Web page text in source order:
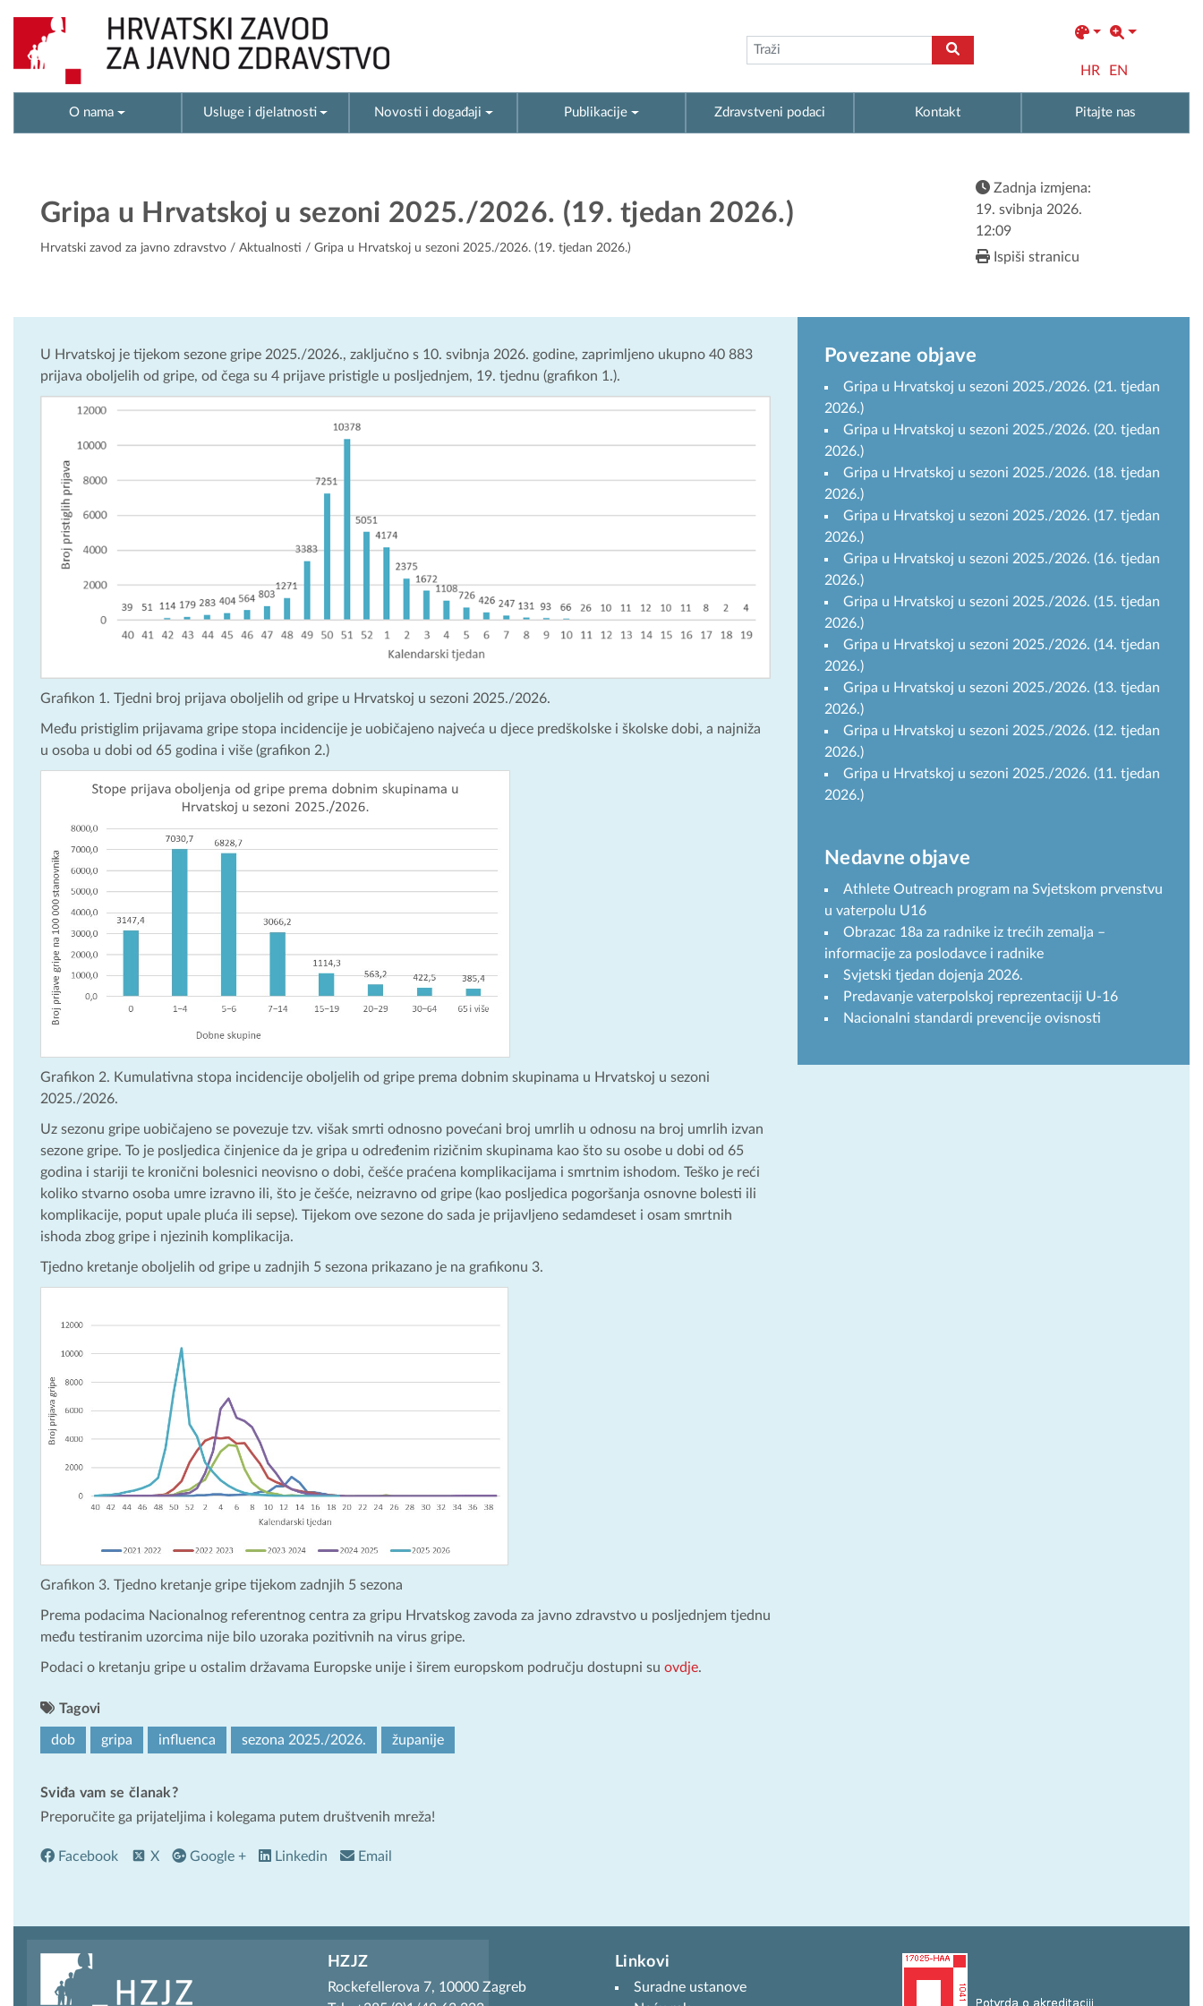
HR EN
O nama Usluge i djelatnosti Novosti i događaji Publikacije Zdravstveni podaci Kontakt Pitajte nas
Gripa u Hrvatskoj u sezoni 2025./2026. (19. tjedan 2026.)
Hrvatski zavod za javno zdravstvo / Aktualnosti / Gripa u Hrvatskoj u sezoni 2025./2026. (19. tjedan 2026.)
Zadnja izmjena:
19. svibnja 2026.
12:09
Ispiši stranicu
U Hrvatskoj je tijekom sezone gripe 2025./2026., zaključno s 10. svibnja 2026. godine, zaprimljeno ukupno 40 883
prijava oboljelih od gripe, od čega su 4 prijave pristigle u posljednjem, 19. tjednu (grafikon 1.).
Grafikon 1. Tjedni broj prijava oboljelih od gripe u Hrvatskoj u sezoni 2025./2026.
Među pristiglim prijavama gripe stopa incidencije je uobičajeno najveća u djece predškolske i školske dobi, a najniža
u osoba u dobi od 65 godina i više (grafikon 2.)
Grafikon 2. Kumulativna stopa incidencije oboljelih od gripe prema dobnim skupinama u Hrvatskoj u sezoni
2025./2026.
Uz sezonu gripe uobičajeno se povezuje tzv. višak smrti odnosno povećani broj umrlih u odnosu na broj umrlih izvan
sezone gripe. To je posljedica činjenice da je gripa u određenim rizičnim skupinama kao što su osobe u dobi od 65
godina i stariji te kronični bolesnici neovisno o dobi, češće praćena komplikacijama i smrtnim ishodom. Teško je reći
koliko stvarno osoba umre izravno ili, što je češće, neizravno od gripe (kao posljedica pogoršanja osnovne bolesti ili
komplikacije, poput upale pluća ili sepse). Tijekom ove sezone do sada je prijavljeno sedamdeset i osam smrtnih
ishoda zbog gripe i njezinih komplikacija.
Tjedno kretanje oboljelih od gripe u zadnjih 5 sezona prikazano je na grafikonu 3.
Grafikon 3. Tjedno kretanje gripe tijekom zadnjih 5 sezona
Prema podacima Nacionalnog referentnog centra za gripu Hrvatskog zavoda za javno zdravstvo u posljednjem tjednu
među testiranim uzorcima nije bilo uzoraka pozitivnih na virus gripe.
Podaci o kretanju gripe u ostalim državama Europske unije i širem europskom području dostupni su ovdje.
Tagovi
dob gripa influenca sezona 2025./2026. županije
Sviđa vam se članak?
Preporučite ga prijateljima i kolegama putem društvenih mreža!
Facebook X Google + Linkedin Email
Povezane objave
Gripa u Hrvatskoj u sezoni 2025./2026. (21. tjedan
2026.)
Gripa u Hrvatskoj u sezoni 2025./2026. (20. tjedan
2026.)
Gripa u Hrvatskoj u sezoni 2025./2026. (18. tjedan
2026.)
Gripa u Hrvatskoj u sezoni 2025./2026. (17. tjedan
2026.)
Gripa u Hrvatskoj u sezoni 2025./2026. (16. tjedan
2026.)
Gripa u Hrvatskoj u sezoni 2025./2026. (15. tjedan
2026.)
Gripa u Hrvatskoj u sezoni 2025./2026. (14. tjedan
2026.)
Gripa u Hrvatskoj u sezoni 2025./2026. (13. tjedan
2026.)
Gripa u Hrvatskoj u sezoni 2025./2026. (12. tjedan
2026.)
Gripa u Hrvatskoj u sezoni 2025./2026. (11. tjedan
2026.)
Nedavne objave
Athlete Outreach program na Svjetskom prvenstvu
u vaterpolu U16
Obrazac 18a za radnike iz trećih zemalja –
informacije za poslodavce i radnike
Svjetski tjedan dojenja 2026.
Predavanje vaterpolskoj reprezentaciji U-16
Nacionalni standardi prevencije ovisnosti
HZJZ
Rockefellerova 7, 10000 Zagreb
Linkovi
Suradne ustanove